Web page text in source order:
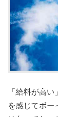
「給料が高
を感じてボー